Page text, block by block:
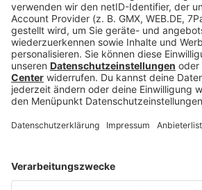
Mögen die Spiele
Ein Spieleabend stellt eine
kostengünstige Möglichkeit dar,